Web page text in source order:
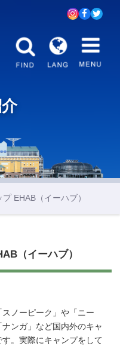
EHAB（イーハブ）
（イーハブ）
ノーピーク」や「ニー
ンガ」など国内外のキャ
。実際にキャンプをして